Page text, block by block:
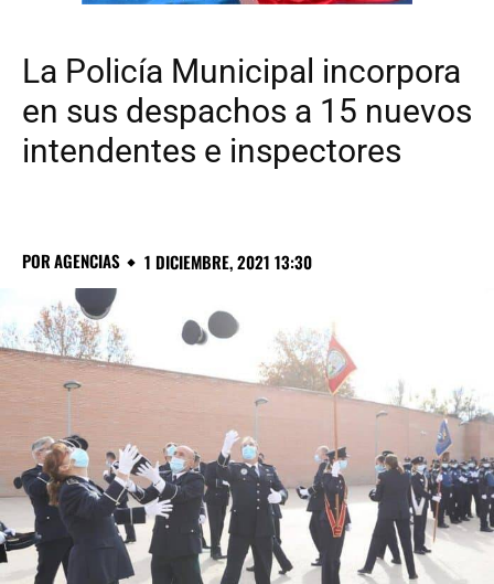
La Policía Municipal incorpora
en sus despachos a 15 nuevos
intendentes e inspectores
PORAGENCIAS 1 DICIEMBRE, 2021 13:30